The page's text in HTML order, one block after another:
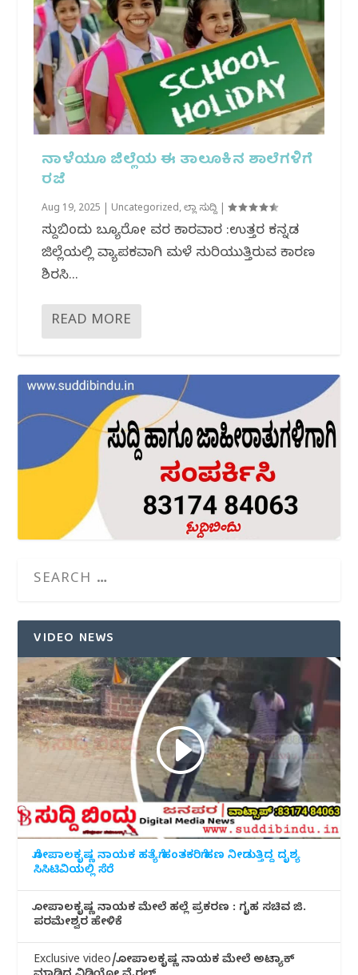
ನಾಳೆಯೂ ಜಿಲ್ಲೆಯ ಈ ತಾಲೂಕಿನ ಶಾಲೆಗಳಿಗೆ
ರಜೆ
Aug 19, 2025 Uncategorized,ಜಿಲ್ಲಾ ಸುದ್ದಿ |
ಸುದ್ದಿಬಿಂದು ಬ್ಯೂರೋ ವರದಿ ಕಾರವಾರ :ಉತ್ತರ ಕನ್ನಡ
ಜಿಲ್ಲೆಯಲ್ಲಿ ವ್ಯಾಪಕವಾಗಿ ಮಳೆ ಸುರಿಯುತ್ತಿರುವ ಕಾರಣ
ಶಿರಸಿ...
READ MORE
VIDEO NEWS
ಗೋಪಾಲಕೃಷ್ಣ ನಾಯಕ ಹತ್ಯೆಗೆ ಹಂತಕರಿಗೆ ಹಣ ನೀಡುತ್ತಿದ್ದ ದೃಶ್ಯ
ಸಿಸಿಟಿವಿಯಲ್ಲಿ ಸೆರೆ
ಗೋಪಾಲಕೃಷ್ಣ ನಾಯಕ ಮೇಲೆ ಹಲ್ಲೆ ಪ್ರಕರಣ : ಗೃಹ ಸಚಿವ ಜಿ.
ಪರಮೇಶ್ವರ ಹೇಳಿಕೆ
Exclusive video/ಗೋಪಾಲಕೃಷ್ಣ ನಾಯಕ ಮೇಲೆ ಅಟ್ಯಾಕ್